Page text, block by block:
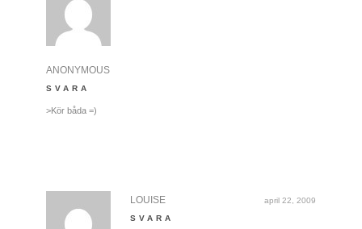
ANONYMOUS
SVARA
>Kör båda =)
april 22, 2009
LOUISE
SVARA